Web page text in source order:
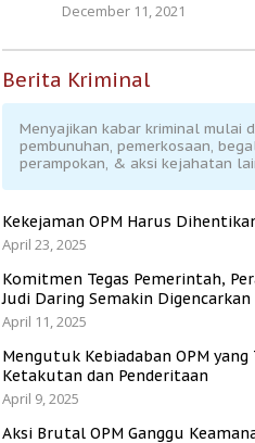
December 11, 2021
Berita Kriminal
Menyajikan kabar kriminal mulai
pembunuhan, pemerkosaan,
perampokan, & aksi kejahatan
Kekejaman OPM Harus
April 23, 2025
Komitmen Tegas Pemerintah,
Judi Daring Semakin Digencarkan
April 11, 2025
Mengutuk Kebiadaban OPM yang
Ketakutan dan Penderitaan
April 9, 2025
Aksi Brutal OPM Ganggu